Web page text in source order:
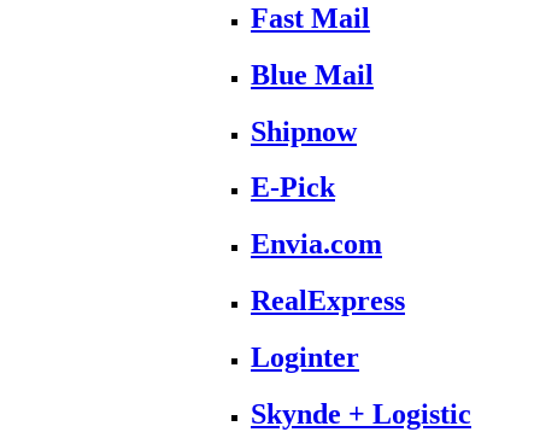
Fast Mail
Blue Mail
Shipnow
E-Pick
Envia.com
RealExpress
Loginter
Skynde + Logistic